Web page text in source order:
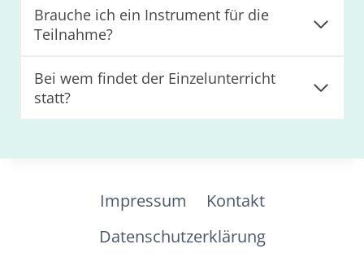
Brauche ich ein Instrument für die
Teilnahme?
Bei wem findet der Einzelunterricht
statt?
Impressum
Kontakt
Datenschutzerklärung